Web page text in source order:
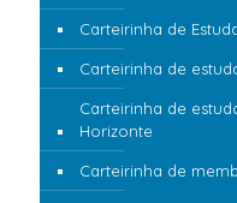
Carteirinha de
Carteirinha de
Carteirinha de
Horizonte
Carteirinha de